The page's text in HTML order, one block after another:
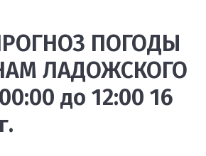
ПОГОДЫ
ЛАДОЖСКОГО
до 12:00 16